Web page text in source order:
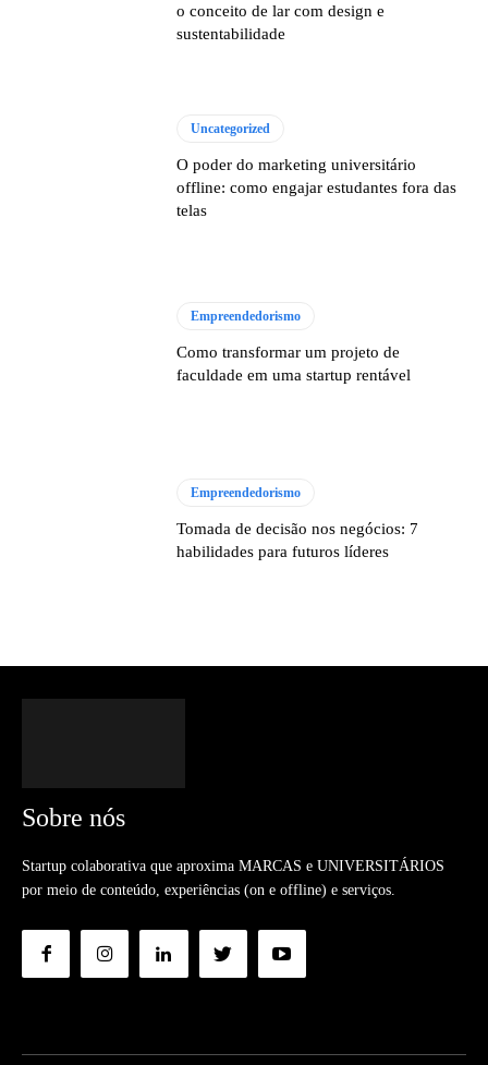
o conceito de lar com design e
sustentabilidade
Uncategorized
O poder do marketing universitário
offline: como engajar estudantes fora das
telas
Empreendedorismo
Como transformar um projeto de
faculdade em uma startup rentável
Empreendedorismo
Tomada de decisão nos negócios: 7
habilidades para futuros líderes
Sobre nós
Startup colaborativa que aproxima MARCAS e UNIVERSITÁRIOS
por meio de conteúdo, experiências (on e offline) e serviços.